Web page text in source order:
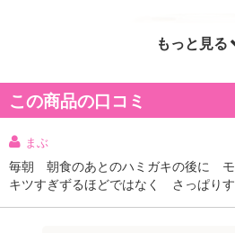
もっと見る
この商品の口コミ
まぶ
毎朝 朝食のあとのハミガキの後に モ
キツすぎずるほどではなく さっぱり